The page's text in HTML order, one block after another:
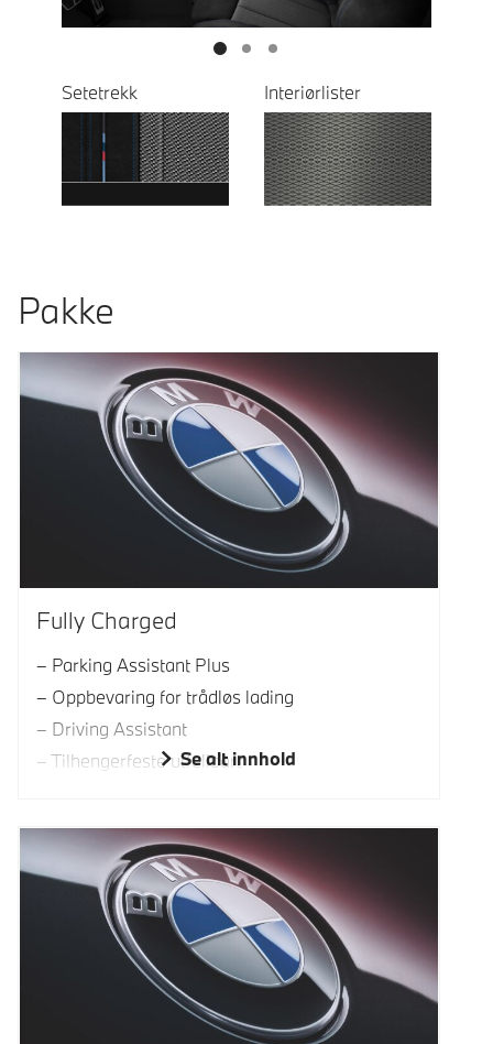
Setetrekk Interiørlister
Pakke
Fully Charged
Parking Assistant Plus
Oppbevaring for trådløs lading
Driving Assistant
Tilhengerfeste utfellbart
Se alt innhold